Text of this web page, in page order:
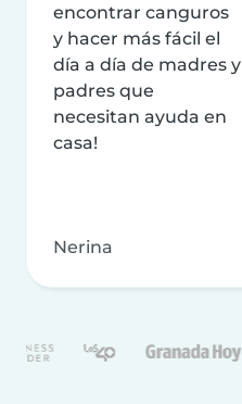
encontrar canguros
y hacer más fácil el
día a día de madres y
padres que
necesitan ayuda en
casa!
Nerina